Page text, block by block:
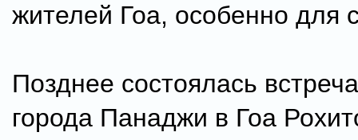
жителей Гоа, особенно для
Позднее состоялась
города Панаджи в Гоа